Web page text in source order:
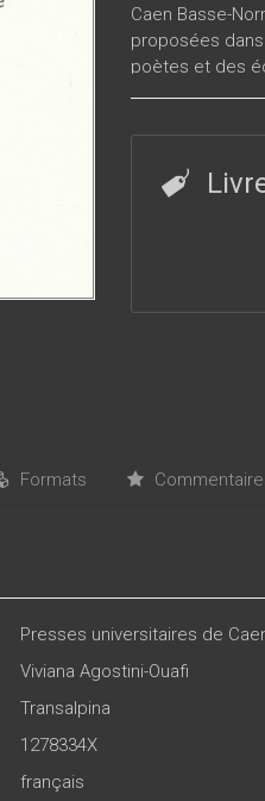
Caen Basse-
proposées
poètes et des
littéraire,
interventions
nouvelle
Formats
Presses universitaires de
Viviana Agostini-Ouafi
Transalpina
1278334X
français